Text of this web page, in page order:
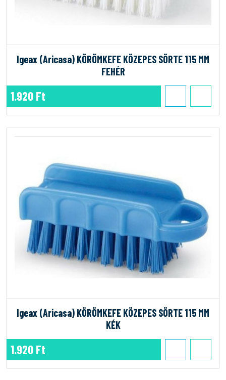
Igeax (Aricasa) KÖRÖMKEFE KÖZEPES SÖRTE 115 MM
FEHÉR
1.920 Ft
Igeax (Aricasa) KÖRÖMKEFE KÖZEPES SÖRTE 115 MM
KÉK
1.920 Ft